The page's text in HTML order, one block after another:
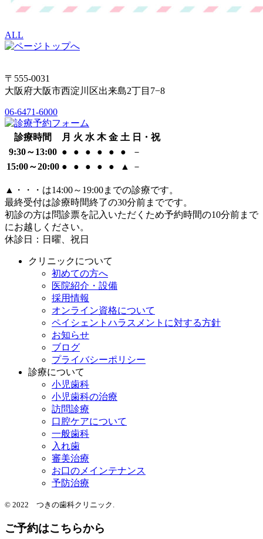
ALL
〒555-0031
大阪府大阪市西淀川区出来島2丁目7−8
06-6471-6000
診療時間 月 火 水 木 金 土 日・祝
9:30～13:00 ● ● ● ● ● ●
－
15:00～20:00 ● ● ● ● ● ▲ －
▲
・・・は14:00～19:00までの診療です。
最終受付は診療時間終了の30分前までです。
初診の方は問診票を記入いただくため予約時間の10分前まで
にお越しください。
休診日：日曜、祝日
クリニックについて
初めての方へ
医院紹介・設備
採用情報
オンライン資格について
ペイシェントハラスメントに対する方針
お知らせ
ブログ
プライバシーポリシー
診療について
小児歯科
小児歯科の治療
訪問診療
口腔ケアについて
一般歯科
入れ歯
審美治療
お口のメインテナンス
予防治療
© 2022 つきの歯科クリニック.
ご予約はこちらから